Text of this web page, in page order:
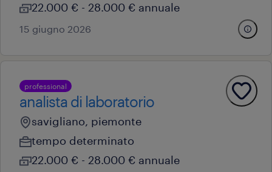
22.000 € - 28.000 € annuale
15 giugno 2026
professional
analista di laboratorio
savigliano, piemonte
tempo determinato
22.000 € - 28.000 € annuale